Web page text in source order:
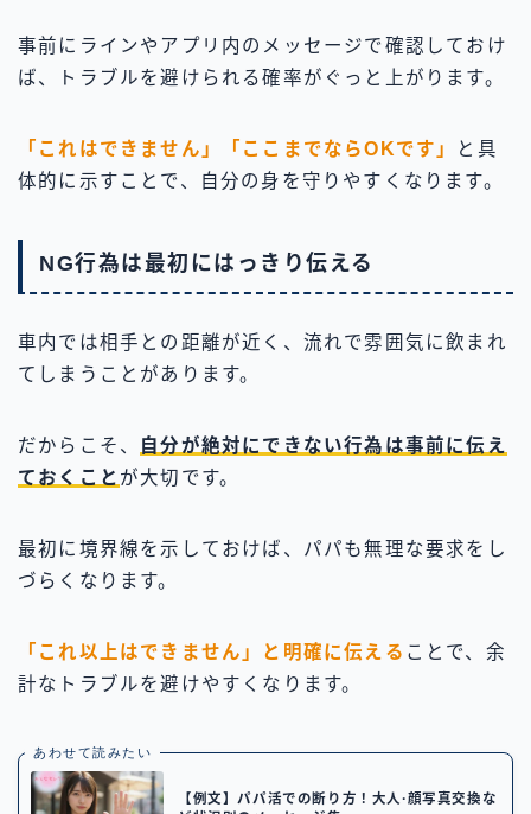
事前にラインやアプリ内のメッセージで確認しておけ
ば、トラブルを避けられる確率がぐっと上がります。
「これはできません」「ここまでならOKです」
と具
体的に示すことで、自分の身を守りやすくなります。
NG行為は最初にはっきり伝える
車内では相手との距離が近く、流れで雰囲気に飲まれ
てしまうことがあります。
だからこそ、
自分が絶対にできない行為は事前に伝え
ておくこと が大切です。
最初に境界線を示しておけば、パパも無理な要求をし
づらくなります。
「これ以上はできません」と明確に伝える ことで、余
計なトラブルを避けやすくなります。
あわせて読みたい
【例文】パパ活での断り方！大人·顔写真交換な